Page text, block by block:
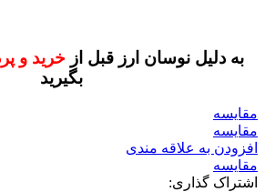
به دلیل نوسان ارز قبل از خرید و
بگیرید
مقايسه
مقایسه
افزودن به علاقه مندی
مقایسه
اشتراک گذاری: